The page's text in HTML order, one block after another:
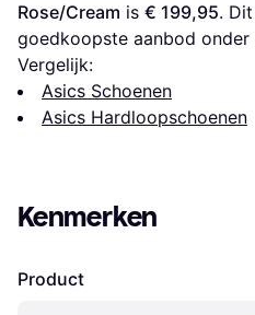
Rose/Cream is € 199,95.
goedkoopste aanbod onder
Vergelijk:
Asics Schoenen
Asics Hardloopschoenen
Kenmerken
Product